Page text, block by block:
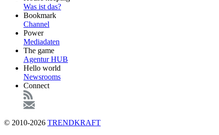
Was ist das?
Bookmark
Channel
Power
Mediadaten
The game
Agentur HUB
Hello world
Newsrooms
Connect
© 2010-2026 TRENDKRAFT